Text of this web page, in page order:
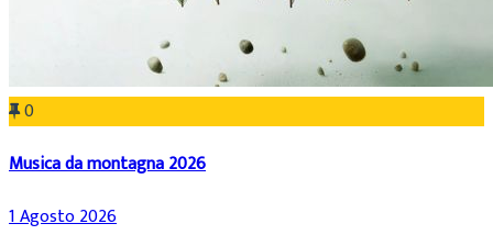
0
Musica da montagna 2026
1 Agosto 2026